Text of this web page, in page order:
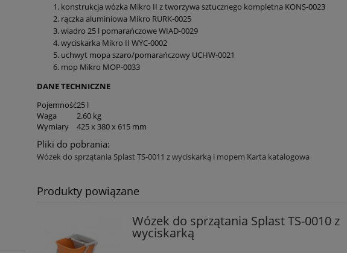
konstrukcja wózka Mikro II z tworzywa sztucznego kompletna KONS-0023
rączka aluminiowa Mikro RURK-0025
wiadro 25 l pomarańczowe WIAD-0029
wyciskarka Mikro II WYC-0002
uchwyt mopa szaro/pomarańczowy UCHW-0021
mop Mikro MOP-0033
DANE TECHNICZNE
Pojemność25 l
Waga
2.60 kg
Wymiary
425 x 380 x 615 mm
Pliki do pobrania:
Wózek do sprzątania Splast TS-0011 z wyciskarką i mopem Karta katalogowa
Produkty powiązane
Wózek do sprzątania Splast TS-0010 z
wyciskarką